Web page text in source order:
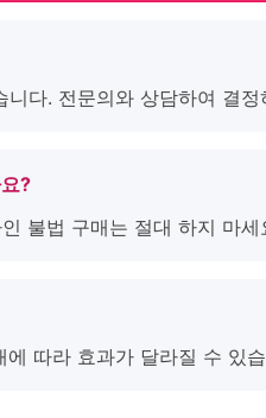
다. 전문의와 상담하여 결정
?
불법 구매는 절대 하지 마세
따라 효과가 달라질 수 있